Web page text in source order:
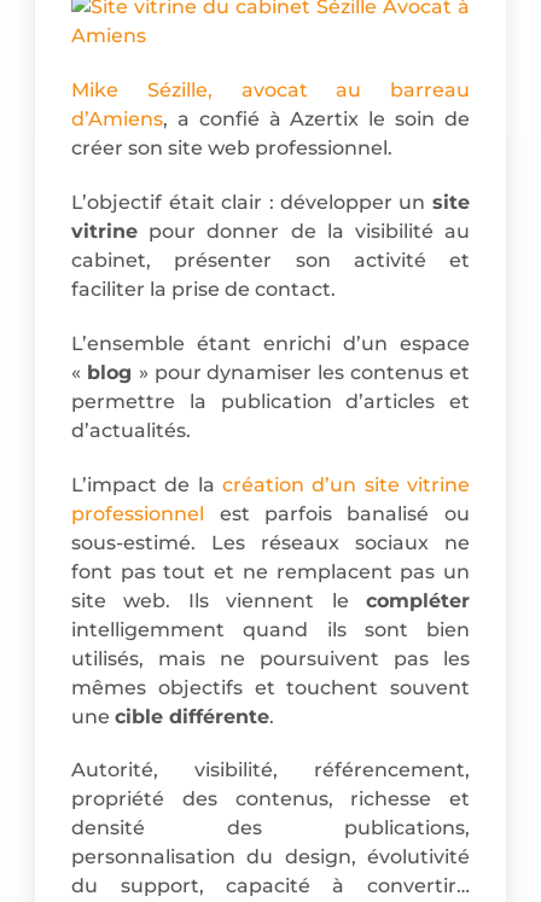
Mike Sézille, avocat au barreau
d’Amiens, a confié à Azertix le soin de
créer son site web professionnel.
L’objectif était clair : développer un site
vitrine pour donner de la visibilité au
cabinet, présenter son activité et
faciliter la prise de contact.
L’ensemble étant enrichi d’un espace
« blog » pour dynamiser les contenus et
permettre la publication d’articles et
d’actualités.
L’impact de la création d’un site vitrine
professionnel est parfois banalisé ou
sous-estimé. Les réseaux sociaux ne
font pas tout et ne remplacent pas un
site web. Ils viennent le compléter
intelligemment quand ils sont bien
utilisés, mais ne poursuivent pas les
mêmes objectifs et touchent souvent
unecible différente.
Autorité, visibilité, référencement,
propriété des contenus, richesse et
densité des publications,
personnalisation du design, évolutivité
du support, capacité à convertir…